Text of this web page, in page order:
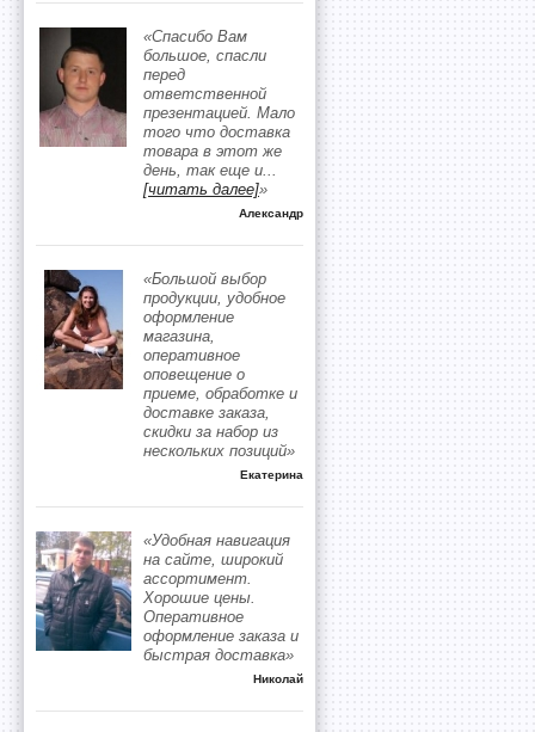
«Спасибо Вам
большое, спасли
перед
ответственной
презентацией. Мало
того что доставка
товара в этот же
день, так еще и...
[читать далее]»
Александр
«Большой выбор
продукции, удобное
оформление
магазина,
оперативное
оповещение о
приеме, обработке и
доставке заказа,
скидки за набор из
нескольких позиций»
Екатерина
«Удобная навигация
на сайте, широкий
ассортимент.
Хорошие цены.
Оперативное
оформление заказа и
быстрая доставка»
Николай